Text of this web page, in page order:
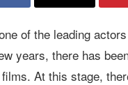
of the leading
years, there has
At this stage,